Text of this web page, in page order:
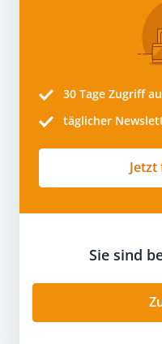
30 Tage Zugriff
täglicher
Sie sind